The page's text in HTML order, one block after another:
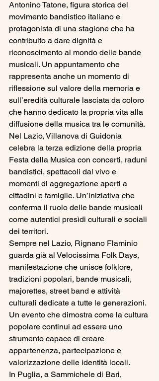
Antonino Tatone, figura storica del
movimento bandistico italiano e
protagonista di una stagione che ha
contribuito a dare dignità e
riconoscimento al mondo delle bande
musicali. Un appuntamento che
rappresenta anche un momento di
riflessione sul valore della memoria e
sull’eredità culturale lasciata da coloro
che hanno dedicato la propria vita alla
diffusione della musica tra le comunità.
Nel Lazio, Villanova di Guidonia
celebra la terza edizione della propria
Festa della Musica con concerti, raduni
bandistici, spettacoli dal vivo e
momenti di aggregazione aperti a
cittadini e famiglie. Un’iniziativa che
conferma il ruolo delle bande musicali
come autentici presìdi culturali e sociali
dei territori.
Sempre nel Lazio, Rignano Flaminio
guarda già al Velocissima Folk Days,
manifestazione che unisce folklore,
tradizioni popolari, bande musicali,
majorettes, street band e attività
culturali dedicate a tutte le generazioni.
Un evento che dimostra come la cultura
popolare continui ad essere uno
strumento capace di creare
appartenenza, partecipazione e
valorizzazione delle identità locali.
In Puglia, a Sammichele di Bari,